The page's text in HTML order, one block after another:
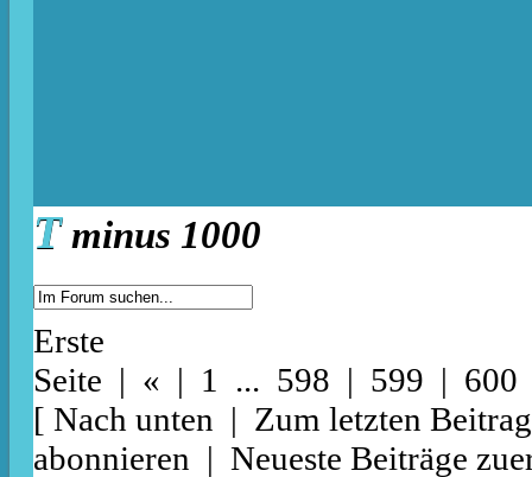
Tminus 1000
Erste
Seite | « | 1 ... 598 | 599 |
[ Nach unten | Zum letzten Beitrag
abonnieren | Neueste Beiträge